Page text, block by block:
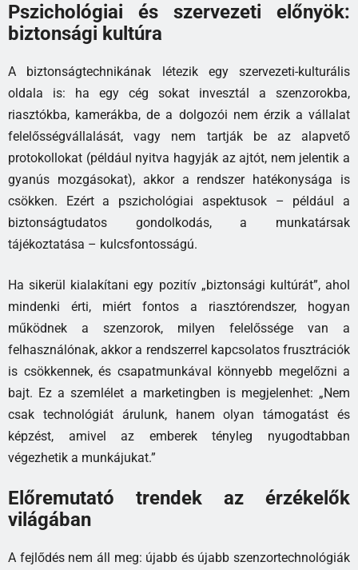
Pszichológiai és szervezeti előnyök:
biztonsági kultúra
A biztonságtechnikának létezik egy szervezeti-kulturális
oldala is: ha egy cég sokat invesztál a szenzorokba,
riasztókba, kamerákba, de a dolgozói nem érzik a vállalat
felelősségvállalását, vagy nem tartják be az alapvető
protokollokat (például nyitva hagyják az ajtót, nem jelentik a
gyanús mozgásokat), akkor a rendszer hatékonysága is
csökken. Ezért a pszichológiai aspektusok – például a
biztonságtudatos gondolkodás, a munkatársak
tájékoztatása – kulcsfontosságú.
Ha sikerül kialakítani egy pozitív „biztonsági kultúrát”, ahol
mindenki érti, miért fontos a riasztórendszer, hogyan
működnek a szenzorok, milyen felelőssége van a
felhasználónak, akkor a rendszerrel kapcsolatos frusztrációk
is csökkennek, és csapatmunkával könnyebb megelőzni a
bajt. Ez a szemlélet a marketingben is megjelenhet: „Nem
csak technológiát árulunk, hanem olyan támogatást és
képzést, amivel az emberek tényleg nyugodtabban
végezhetik a munkájukat.”
Előremutató trendek az érzékelők
világában
A fejlődés nem áll meg: újabb és újabb szenzortechnológiák